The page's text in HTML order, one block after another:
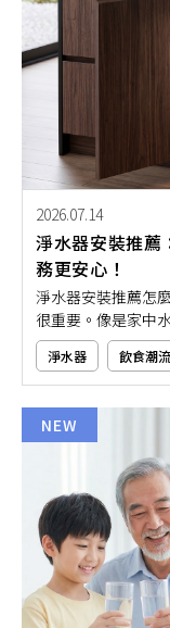
2026.07.14
淨水器安裝推薦
務更安心！
淨水器安裝推薦怎
很重要。像是家中
是否合適，都會影
能會遇到放不下、
本文就用淨水器安
境評估到安裝流程
淨水器 飲食潮流
NEW